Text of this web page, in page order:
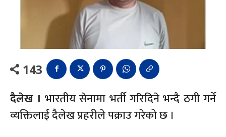
143
दैलेख । भारतीय सेनामा भर्ती गरिदिने भन्दै ठगी गर्ने
व्यक्तिलाई दैलेख प्रहरीले पक्राउ गरेको छ ।